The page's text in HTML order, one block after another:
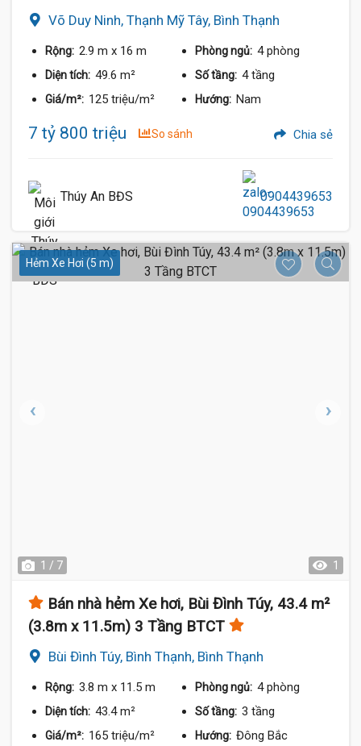
Võ Duy Ninh, Thạnh Mỹ Tây, Bình Thạnh
Rộng: 2.9 m x 16 m Phòng ngủ: 4 phòng
Diện tích: 49.6 m² Số tầng: 4 tầng
Giá/m²: 125 triệu/m² Hướng: Nam
7 tỷ 800 triệu So sánh Chia sẻ
Thúy An BĐS 0904439653
Hẻm Xe Hơi (5 m)
1 / 7 1
Bán nhà hẻm Xe hơi, Bùi Đình Túy, 43.4 m²
(3.8m x 11.5m) 3 Tầng BTCT
Bùi Đình Túy, Bình Thạnh, Bình Thạnh
Rộng: 3.8 m x 11.5 m Phòng ngủ: 4 phòng
Diện tích: 43.4 m² Số tầng: 3 tầng
Giá/m²: 165 triệu/m² Hướng: Đông Bắc